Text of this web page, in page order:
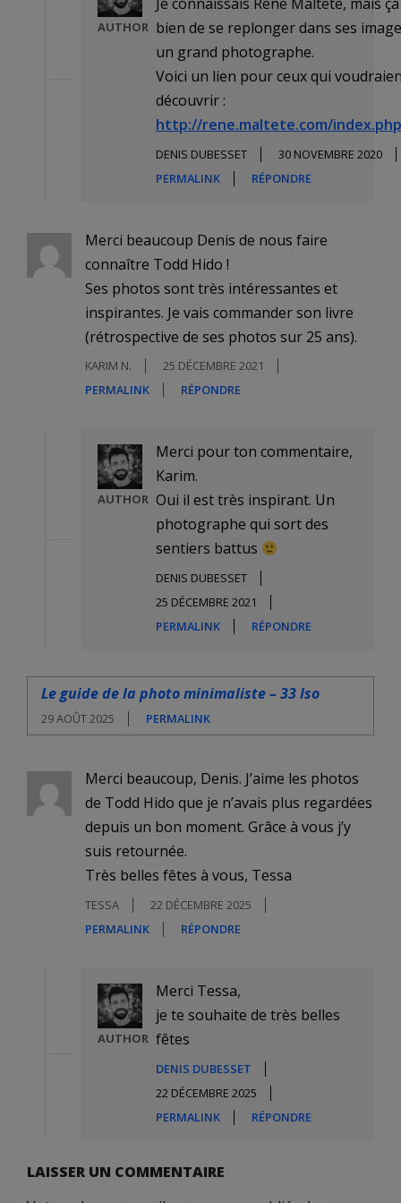
AUTHOR bien de se replonger dans ses
un grand photographe.
Voici un lien pour ceux qui
découvrir :
http://rene.maltete.com/
DENIS DUBESSET
30 NOVEMBRE 2020
PERMALINK
RÉPONDRE
Merci beaucoup Denis de nous faire
connaître Todd Hido !
Ses photos sont très intéressantes et
inspirantes. Je vais commander son livre
(rétrospective de ses photos sur 25 ans).
KARIM N.
25 DÉCEMBRE 2021
PERMALINK
RÉPONDRE
AUTHOR
Merci pour ton commentaire,
Karim.
Oui il est très inspirant. Un
photographe qui sort des
sentiers battus
DENIS DUBESSET
25 DÉCEMBRE 2021
PERMALINK
RÉPONDRE
Le guide de la photo minimaliste – 33 Iso
29 AOÛT 2025 PERMALINK
Merci beaucoup, Denis. J’aime les photos
de Todd Hido que je n’avais plus regardées
depuis un bon moment. Grâce à vous j’y
suis retournée.
Très belles fêtes à vous, Tessa
TESSA
22 DÉCEMBRE 2025
PERMALINK
RÉPONDRE
AUTHOR
Merci Tessa,
je te souhaite de très belles
fêtes
DENIS DUBESSET
22 DÉCEMBRE 2025
PERMALINK
RÉPONDRE
LAISSER UN COMMENTAIRE